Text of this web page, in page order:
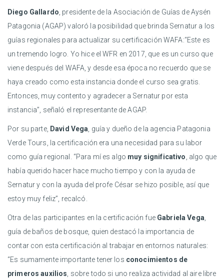
Diego Gallardo , presidente de la Asociación de Guías de Aysén
Patagonia (AGAP) valoró la posibilidad que brinda Sernatur a los
guías regionales para actualizar su certificación WAFA:“Este es
un tremendo logro. Yo hice el WFR en 2017, que es un curso que
viene después del WAFA, y desde esa época no recuerdo que se
haya creado como esta instancia donde el curso sea gratis.
Entonces, muy contento y agradecer a Sernatur por esta
instancia”, señaló el representante de AGAP.
Por su parte, David Vega , guía y dueño de la agencia Patagonia
Verde Tours, la certificación era una necesidad para su labor
como guía regional. “Para mí es algo muy significativo , algo que
había querido hacer hace mucho tiempo y con la ayuda de
Sernatur y con la ayuda del profe César se hizo posible, así que
estoy muy feliz”, recalcó.
Otra de las participantes en la certificación fue Gabriela Vega
guía de baños de bosque, quien destacó la importancia de
contar con esta certificación al trabajar en entornos naturales:
“Es sumamente importante tener los conocimientos de
primeros auxilios , sobre todo si uno realiza actividad al aire libre